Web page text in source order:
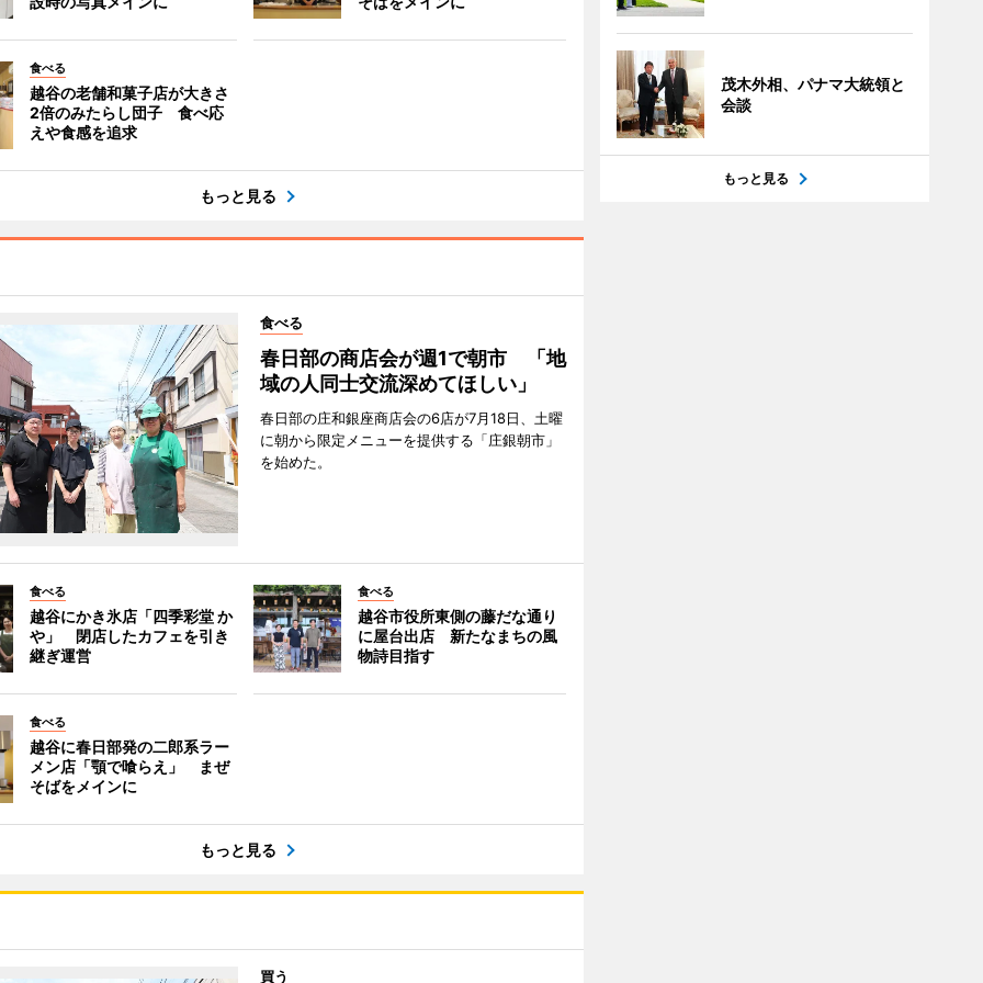
食べる
越谷の老舗和菓子店が大きさ
2倍のみたらし団子 食べ応
えや食感を追求
もっと見る
食べる
春日部の商店会が週1で朝市 「地
域の人同士交流深めてほしい」
春日部の庄和銀座商店会の6店が7月18日、土曜
に朝から限定メニューを提供する「庄銀朝市」
を始めた。
食べる
越谷にかき氷店「四季彩堂 か
や」 閉店したカフェを引き
継ぎ運営
食べる
越谷市役所東側の藤だな通り
に屋台出店 新たなまちの風
物詩目指す
食べる
越谷に春日部発の二郎系ラー
メン店「顎で喰らえ」 まぜ
そばをメインに
もっと見る
買う
茂木外相、パナマ大統領と
会談
もっと見る